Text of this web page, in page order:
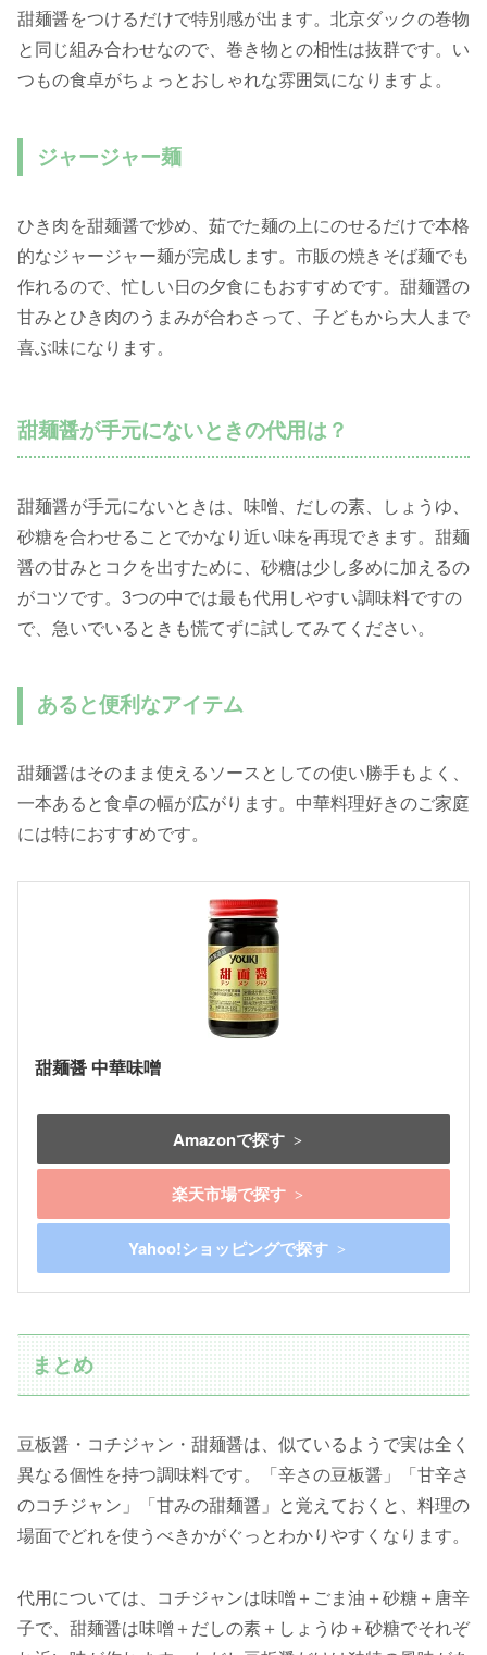
甜麺醤をつけるだけで特別感が出ます。北京ダックの巻物
と同じ組み合わせなので、巻き物との相性は抜群です。い
つもの食卓がちょっとおしゃれな雰囲気になりますよ。
ジャージャー麺
ひき肉を甜麺醤で炒め、茹でた麺の上にのせるだけで本格
的なジャージャー麺が完成します。市販の焼きそば麺でも
作れるので、忙しい日の夕食にもおすすめです。甜麺醤の
甘みとひき肉のうまみが合わさって、子どもから大人まで
喜ぶ味になります。
甜麺醤が手元にないときの代用は？
甜麺醤が手元にないときは、味噌、だしの素、しょうゆ、
砂糖を合わせることでかなり近い味を再現できます。甜麺
醤の甘みとコクを出すために、砂糖は少し多めに加えるの
がコツです。3つの中では最も代用しやすい調味料ですの
で、急いでいるときも慌てずに試してみてください。
あると便利なアイテム
甜麺醤はそのまま使えるソースとしての使い勝手もよく、
一本あると食卓の幅が広がります。中華料理好きのご家庭
には特におすすめです。
甜麺醤 中華味噌
Amazonで探す
楽天市場で探す
Yahoo!ショッピングで探す
まとめ
豆板醤・コチジャン・甜麺醤は、似ているようで実は全く
異なる個性を持つ調味料です。「辛さの豆板醤」「甘辛さ
のコチジャン」「甘みの甜麺醤」と覚えておくと、料理の
場面でどれを使うべきかがぐっとわかりやすくなります。
代用については、コチジャンは味噌＋ごま油＋砂糖＋唐辛
子で、甜麺醤は味噌＋だしの素＋しょうゆ＋砂糖でそれぞ